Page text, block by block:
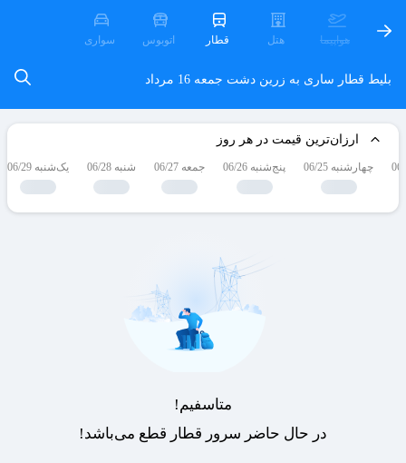
هواپیما هتل قطار اتوبوس سواری
بلیط قطار ساری به زرین دشت جمعه 16 مرداد
ارزان‌ترین قیمت در هر روز
چهارشنبه 06/25 پنج‌شنبه 06/26 جمعه 06/27 شنبه 06/28 یک‌شنبه 06/29
متاسفیم!
در حال حاضر سرور قطار قطع می‌باشد!